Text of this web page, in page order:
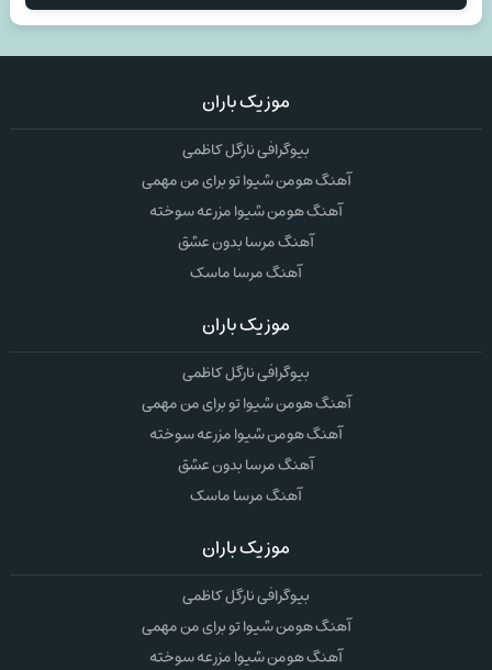
موزیک باران
بیوگرافی نارگل کاظمی
آهنگ هومن شیوا تو برای من مهمی
آهنگ هومن شیوا مزرعه سوخته
آهنگ مرسا بدون عشق
آهنگ مرسا ماسک
موزیک باران
بیوگرافی نارگل کاظمی
آهنگ هومن شیوا تو برای من مهمی
آهنگ هومن شیوا مزرعه سوخته
آهنگ مرسا بدون عشق
آهنگ مرسا ماسک
موزیک باران
بیوگرافی نارگل کاظمی
آهنگ هومن شیوا تو برای من مهمی
آهنگ هومن شیوا مزرعه سوخته